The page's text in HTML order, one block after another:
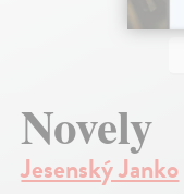
Novely
Jesenský Janko